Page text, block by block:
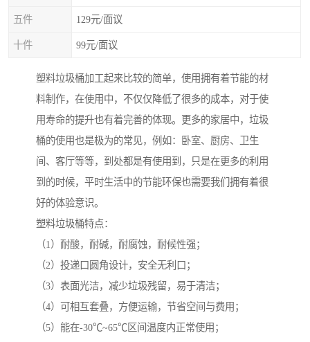
五件 129元/面议
十件 99元/面议
塑料垃圾桶加工起来比较的简单，使用拥有着节能的材
料制作，在使用中，不仅仅降低了很多的成本，对于使
用寿命的提升也有着完善的体现。更多的家居中，垃圾
桶的使用也是极为的常见，例如：卧室、厨房、卫生
间、客厅等等，到处都是有使用到，只是在更多的利用
到的时候，平时生活中的节能环保也需要我们拥有着很
好的体验意识。
塑料垃圾桶特点：
（1）耐酸，耐碱，耐腐蚀，耐候性强；
（2）投递口圆角设计，安全无利口；
（3）表面光洁，减少垃圾残留，易于清洁；
（4）可相互套叠，方便运输，节省空间与费用；
（5）能在-30℃~65℃区间温度内正常使用；